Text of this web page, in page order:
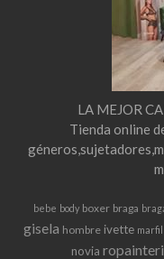
LA MEJOR
Tienda online
bebe body boxer braga
gisela hombre ivette marfil
novia